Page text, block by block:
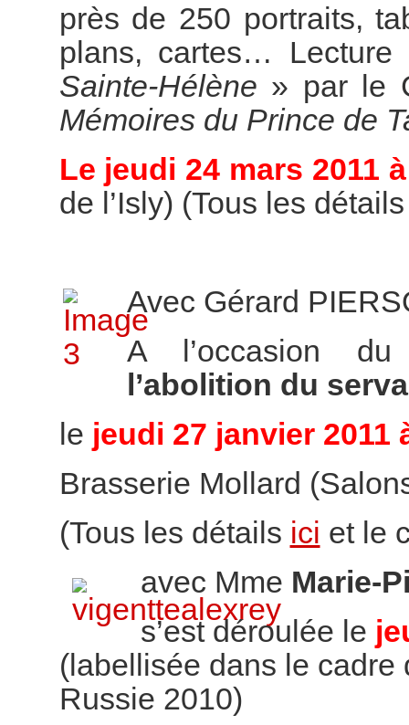
près de 250 portraits,
plans, cartes…
Sainte-Hélène » par le
Mémoires du Prince de
Le jeudi 24 mars 2011
de l’Isly) (Tous les
Avec Gérard
A l’occasion
l’abolition du
le jeudi 27 janvier 2011
Brasserie Mollard
(Tous les détails ici et le
avec Mme Marie-
s’est déroulée le
(labellisée dans le cadre
Russie 2010)